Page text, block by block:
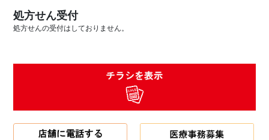
処方せん受付
処方せんの受付はしておりません。